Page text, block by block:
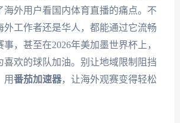
海外用户看国内体育直播的痛点。不
外工作者还是华人，都能通过它流畅
，甚至在2026年美加墨世界杯上，
喜欢的球队加油。别让地域限制阻挡
用番茄加速器，让海外观赛变得轻松